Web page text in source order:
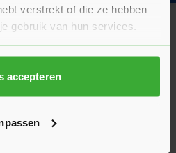
verstrekt of die ze hebben
gebruik van hun services.
accepteren
planken te kopen? Bij
adres! In onze webshop koop
die perfect aansluiten
planken zijn
aanschaft, profiteer je bij